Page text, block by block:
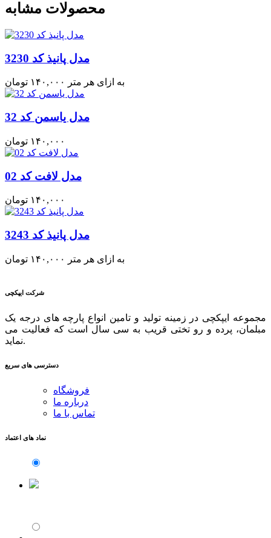
محصولات مشابه
مدل پانیذ کد 3230
۱۴۰,۰۰۰ تومان به ازای هر متر
مدل یاسمن کد 32
۱۴۰,۰۰۰ تومان
مدل لافت کد 02
۱۴۰,۰۰۰ تومان
مدل پانیذ کد 3243
۱۴۰,۰۰۰ تومان به ازای هر متر
شرکت ایپکچی
مجموعه ایپکچی در زمینه تولید و تامین انواع پارچه های درجه یک
مبلمان، پرده و رو تختی قریب به سی سال است که فعالیت می
نماید.
دسترسی های سریع
فروشگاه
درباره ما
تماس با ما
نماد های اعتماد